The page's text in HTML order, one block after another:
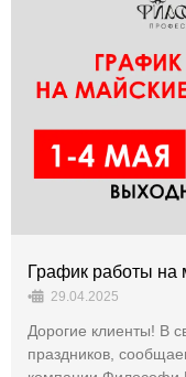
График работы на
• 29.04.2025
Дорогие клиенты! В
праздников,